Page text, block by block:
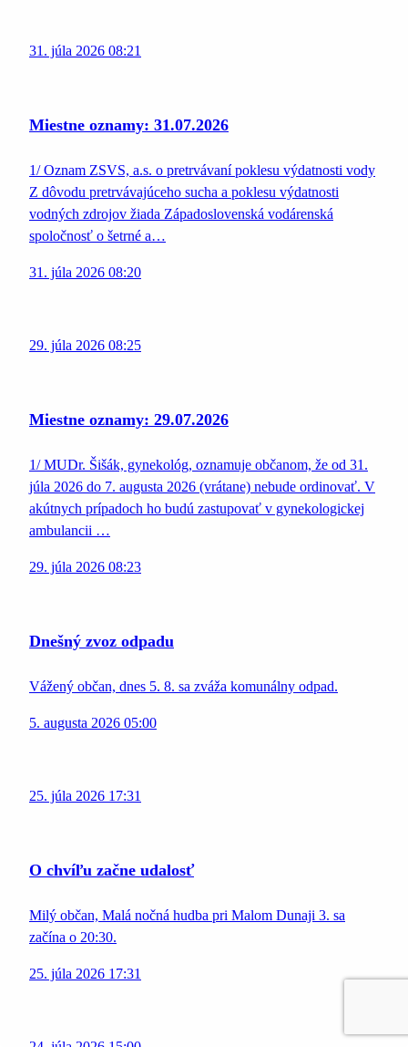
31. júla 2026 08:21
Miestne oznamy: 31.07.2026
1/ Oznam ZSVS, a.s. o pretrvávaní poklesu výdatnosti vody
Z dôvodu pretrvávajúceho sucha a poklesu výdatnosti
vodných zdrojov žiada Západoslovenská vodárenská
spoločnosť o šetrné a…
31. júla 2026 08:20
29. júla 2026 08:25
Miestne oznamy: 29.07.2026
1/ MUDr. Šišák, gynekológ, oznamuje občanom, že od 31.
júla 2026 do 7. augusta 2026 (vrátane) nebude ordinovať. V
akútnych prípadoch ho budú zastupovať v gynekologickej
ambulancii …
29. júla 2026 08:23
Dnešný zvoz odpadu
Vážený občan, dnes 5. 8. sa zváža komunálny odpad.
5. augusta 2026 05:00
25. júla 2026 17:31
O chvíľu začne udalosť
Milý občan, Malá nočná hudba pri Malom Dunaji 3. sa
začína o 20:30.
25. júla 2026 17:31